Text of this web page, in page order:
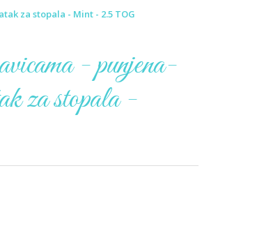
za stopala - Mint - 2.5 TOG
- punjena-
za stopala -